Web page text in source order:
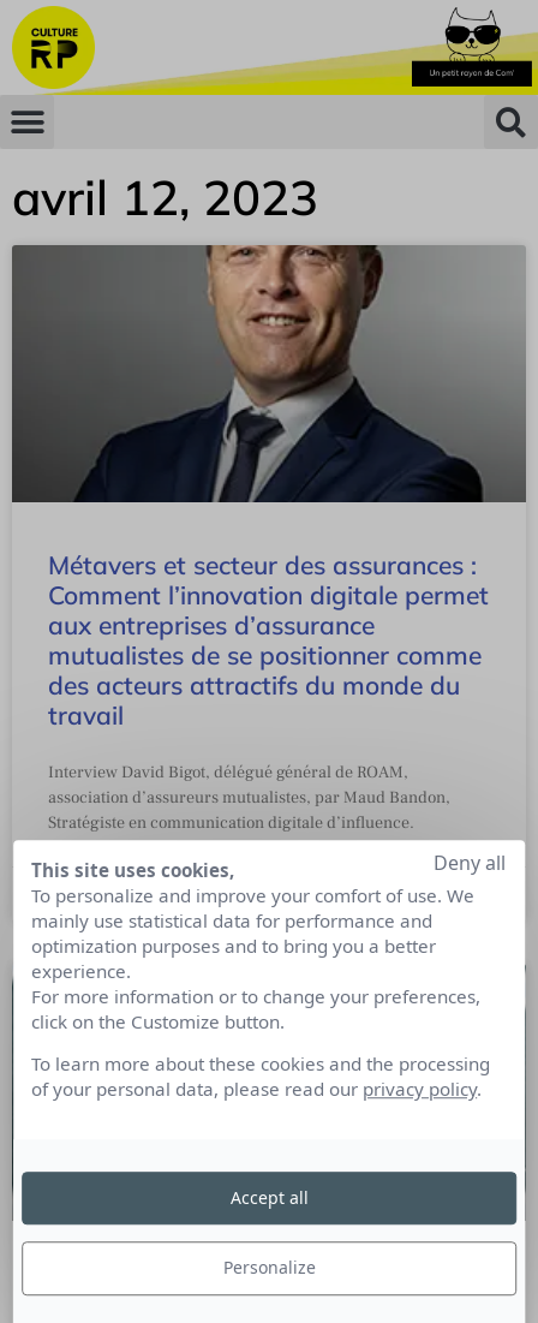
avril 12, 2023
Métavers et secteur des assurances :
Comment l’innovation digitale permet
aux entreprises d’assurance
mutualistes de se positionner comme
des acteurs attractifs du monde du
travail
Interview David Bigot, délégué général de ROAM,
association d’assureurs mutualistes, par Maud Bandon,
Stratégiste en communication digitale d’influence.
12 avril 2023
Event : Las Vegas, comme si vous y
This site uses cookies,
To personalize and improve your comfort of use. We
mainly use statistical data for performance and
optimization purposes and to bring you a better
experience.
For more information or to change your preferences,
click on the Customize button.
To learn more about these cookies and the processing
of your personal data, please read our privacy policy.
Personalize
Deny all
Accept all